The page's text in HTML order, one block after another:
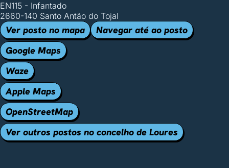
EN115 - Infantado
2660-140 Santo Antão do Tojal
Ver posto no mapa
Navegar até ao posto
Google Maps
Waze
Apple Maps
OpenStreetMap
Ver outros postos no concelho de Loures